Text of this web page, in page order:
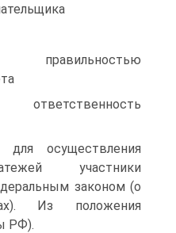
осуществления
участники
законом (о
Из положения
РФ).